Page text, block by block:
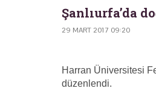
Şanlıurfa’da
29 MART 2017 09:20
Harran Üniversitesi
düzenlendi.